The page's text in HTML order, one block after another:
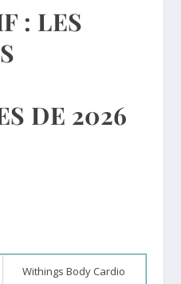
: LES
DE 2026
Withings Body Cardio